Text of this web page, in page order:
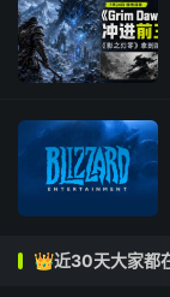
👑近30天大家都